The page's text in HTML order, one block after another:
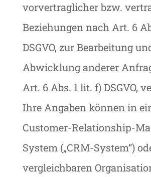
vorvertraglicher bzw.
Beziehungen nach Art. 6
DSGVO, zur Bearbeitung
Abwicklung anderer
Art. 6 Abs. 1 lit. f) DSGVO,
Ihre Angaben können in
Customer-Relationship-
System („CRM-System“)
vergleichbaren